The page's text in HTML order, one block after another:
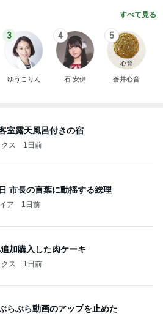
すべて見る
3
ゆうこりん
4
石 安伊
5
蒼井心音
室露天風呂付きの宿
ス 1日前
市長の言葉に動揺する総理
ア 1日前
加購入した肉ケーキ
ス 1日前
らぶら動画のアップを止めた